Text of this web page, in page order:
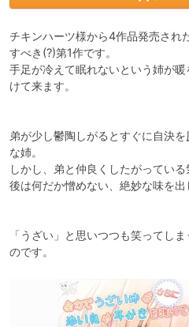
チキンハーツ様から4作品発売され
すべき(?)第1作です。
手足が冷えて眠れないという姉が
けて来ます。
弟が少し鬱陶しがるとすぐに自決
な姉。
しかし、弟と仲良くしたがってい
後は何だか憎めない、絶妙な味を出
「うざい」と思いつつも笑ってし
のです。